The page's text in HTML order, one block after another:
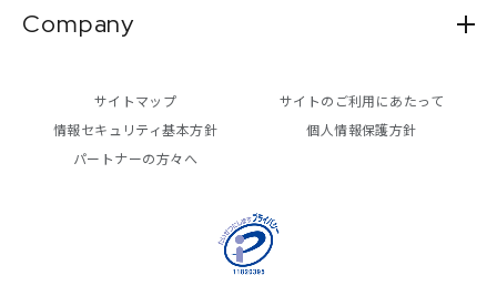
Company
サイトのご利用にあたって
個人情報保護方針
情報セキュリティ基本方針
パートナーの方々へ
サイトマップ